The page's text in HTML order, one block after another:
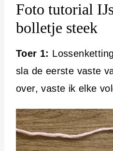
Foto tutorial
bolletje steek
Toer 1:
sla de eerste vaste
over, vaste ik elke